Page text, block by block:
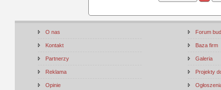
O nas
Kontakt
Partnerzy
Reklama
Opinie
Forum
Baza firm
Galeria
Projekty